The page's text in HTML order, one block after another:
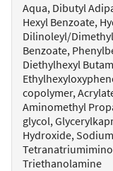
Aqua, Dibutyl
Hexyl Benzoate,
Dilinoleyl/
Benzoate,
Diethylhexyl
copolymer,
Aminomethyl
glycol,
Hydroxide,
Triethanolamine